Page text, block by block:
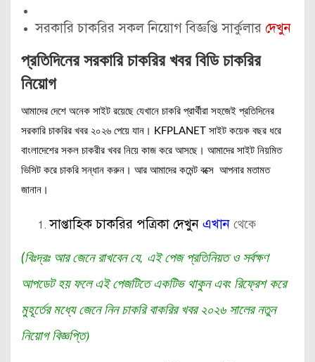
সরকারি চাকরির সকল নিয়োগ বিজ্ঞপ্তি সার্কুলার দেখুন
প্রতিদিনের সরকারি চাকরির খবর বিডি চাকরির
নিয়োগ
আমাদের দেশে অনেক সাইট রয়েছে যেখানে চাকরি প্রার্থীরা সহজেই প্রতিদিনের
সরকারি চাকরির খবর ২০২৬ পেয়ে যান। KFPLANET সাইট কয়েক বছর ধরে
বাংলাদেশের সকল চাকরীর খবর নিয়ে কাজ করে আসছে। আমাদের সাইট নিয়মিত
ভিসিট করে চাকরি সন্ধান করুন। আর আমাদের কমেন্ট বক্সে আপনার মতামত
জানান।
সাপ্তাহিক চাকরির পত্রিকা দেখুন এখান থেকে
(বিঃদ্রঃআর জেনে রাখবেন যে, এই পেজ প্রতিনিয়ত ও সর্বক্ষণ
আপডেট হয় ফলে এই পেজটিতে একটিভ থাকুন এবং রিফ্রেশ করে
মুহূর্তের মধ্যে জেনে নিন চাকরি বাকরির খবর ২০২৬ সালের নতুন
নিয়োগ বিজ্ঞপ্তি)